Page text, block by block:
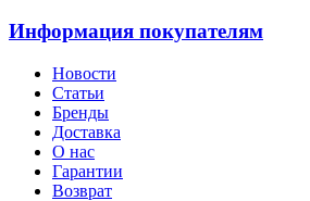
Информация покупателям
Новости
Статьи
Бренды
Доставка
О нас
Гарантии
Возврат